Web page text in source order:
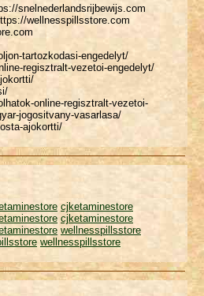
snelnederlandsrijbewijs.com
wellnesspillsstore.com
tartozkodasi-engedelyt/
regisztralt-vezetoi-engedelyt/
online-regisztralt-vezetoi-
jogositvany-vasarlasa/
ajokortti/
cjketaminestore
cjketaminestore
wellnesspillsstore
wellnesspillsstore